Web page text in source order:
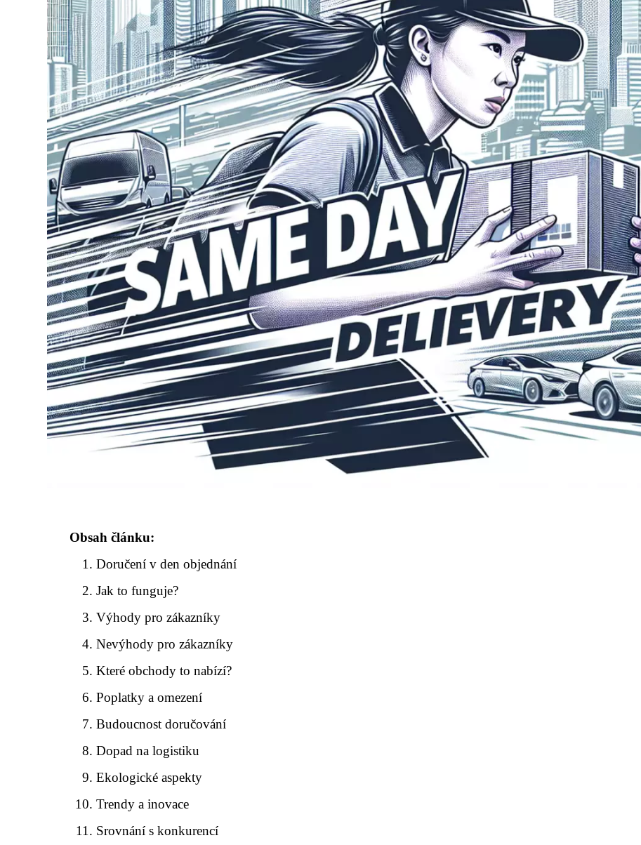
Obsah článku:
Doručení v den objednání
Jak to funguje?
Výhody pro zákazníky
Nevýhody pro zákazníky
Které obchody to nabízí?
Poplatky a omezení
Budoucnost doručování
Dopad na logistiku
Ekologické aspekty
Trendy a inovace
Srovnání s konkurencí